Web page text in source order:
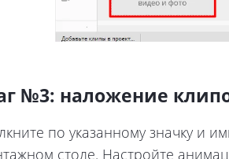
№3: наложение
по указанному значку и
столе. Настройте